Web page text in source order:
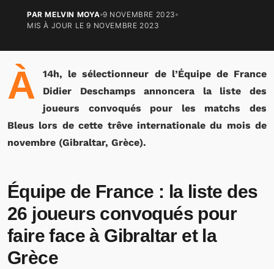
PAR MELVIN MOYA 9 NOVEMBRE 2023
MIS À JOUR LE9 NOVEMBRE 2023
À
14h, le sélectionneur de l’Équipe de France
Didier Deschamps annoncera la liste des
joueurs convoqués pour les matchs des
Bleus lors de cette trêve internationale du mois de
novembre (Gibraltar, Grèce).
Équipe de France : la liste des
26 joueurs convoqués pour
faire face à Gibraltar et la
Grèce